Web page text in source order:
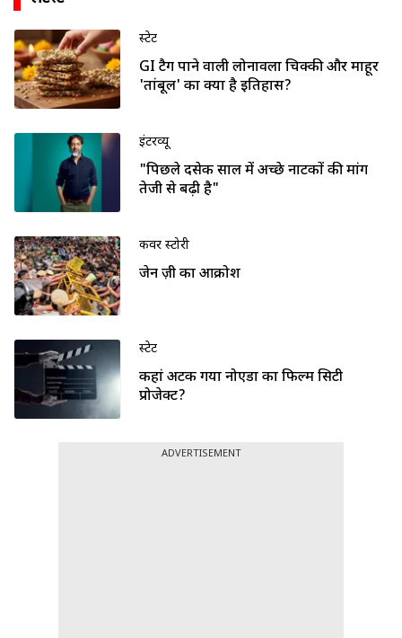
स्टेट
GI टैग पाने वाली लोनावला चिक्की और माहूर
'तांबूल' का क्या है इतिहास?
इंटरव्यू
"पिछले दसेक साल में अच्छे नाटकों की मांग
तेजी से बढ़ी है"
कवर स्टोरी
जेन ज़ी का आक्रोश
स्टेट
कहां अटक गया नोएडा का फिल्म सिटी
प्रोजेक्ट?
ADVERTISEMENT